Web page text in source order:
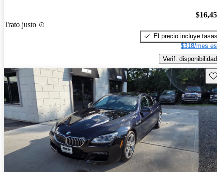
Trato justo
El precio incluye tasas
$318/mes
Verif. disponibilidad